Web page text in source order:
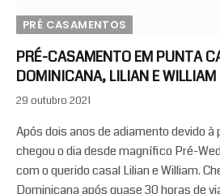
PRÉ CASAMENTOS
PRÉ-CASAMENTO EM PUNTA
DOMINICANA, LILIAN E WILLIAM
29 outubro 2021
Após dois anos de adiamento devido
chegou o dia desde magnífico Pré-
com o querido casal Lilian e William.
Dominicana após quase 30 horas de